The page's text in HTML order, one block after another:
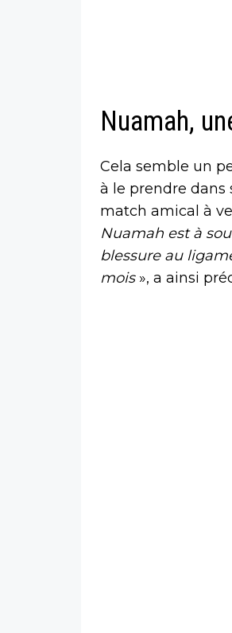
Nuamah,
Cela semble un
à le prendre dans
match amical à
Nuamah est à
blessure au
mois », a ainsi